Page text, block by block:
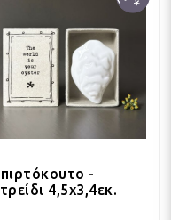
-
4,5x3,4εκ.